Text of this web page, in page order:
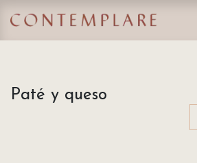
Paté y queso